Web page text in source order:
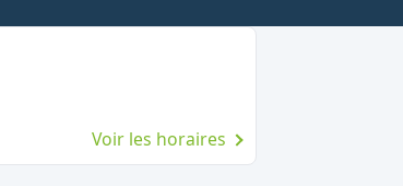
Voir les horaires